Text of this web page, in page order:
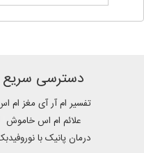
دسترسی سریع
تفسیر ام آر آی مغز ام
علائم ام اس خاموش
درمان پانیک با